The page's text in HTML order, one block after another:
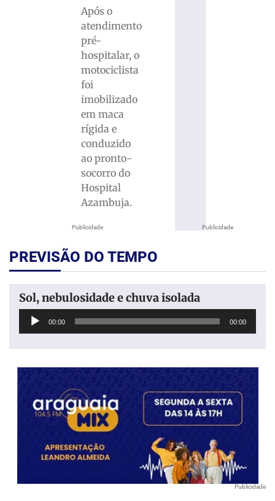
Publicidade
Após o
atendimento
pré-
hospitalar, o
motociclista
foi
imobilizado
em maca
rígida e
conduzido
ao pronto-
socorro do
Hospital
Azambuja.
Publicidade
PREVISÃO DO TEMPO
Sol, nebulosidade e chuva isolada
Tocador
00:00 00:00
Publicidade